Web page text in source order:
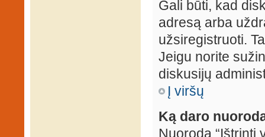
Gali būti, kad
adresą arba
užsiregistruoti.
Jeigu norite
diskusijų
Į viršų
Ką daro
Nuoroda “Ištrinti